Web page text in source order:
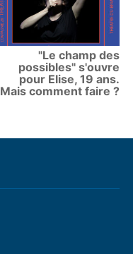
"Le champ des
possibles" s'ouvre
pour Elise, 19 ans.
Mais comment faire ?